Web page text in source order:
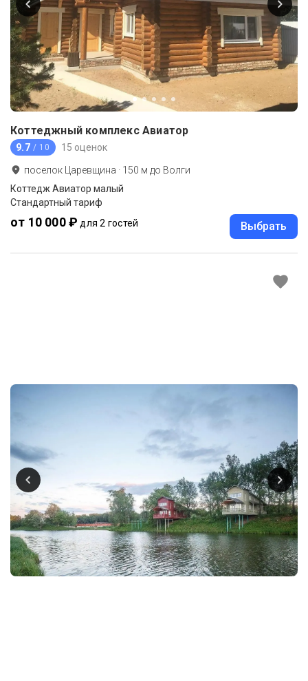
Коттеджный комплекс Авиатор
9.7 / 10 15 оценок
поселок Царевщина · 150 м до Волги
Коттедж Авиатор малый
Стандартный тариф
от 10 000 ₽ для 2 гостей Выбрать